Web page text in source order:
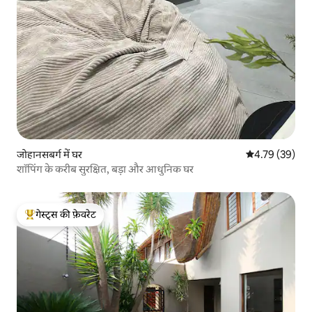
जोहानसबर्ग में घर औसत रेटिंग 5 में
4.79 (39)
शॉपिंग के करीब सुरक्षित, बड़ा और आधुनिक घर
गेस्ट्स का टॉप फ़ेवरेट
गेस्ट्स की फ़ेवरेट